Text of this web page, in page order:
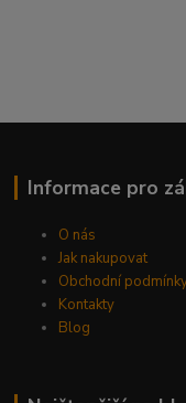
Informace pro
O nás
Jak nakupovat
Obchodní
Kontakty
Blog